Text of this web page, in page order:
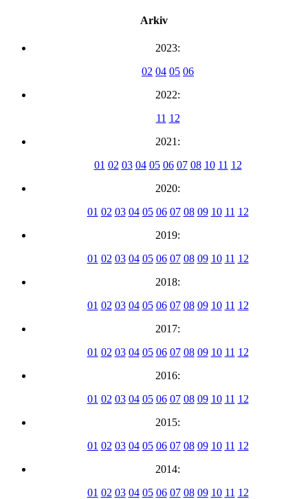
Arkiv
2023:
02 04 05 06
2022:
11 12
2021:
01 02 03 04 05 06 07 08 10 11 12
2020:
01 02 03 04 05 06 07 08 09 10 11 12
2019:
01 02 03 04 05 06 07 08 09 10 11 12
2018:
01 02 03 04 05 06 07 08 09 10 11 12
2017:
01 02 03 04 05 06 07 08 09 10 11 12
2016:
01 02 03 04 05 06 07 08 09 10 11 12
2015:
01 02 03 04 05 06 07 08 09 10 11 12
2014:
01 02 03 04 05 06 07 08 09 10 11 12